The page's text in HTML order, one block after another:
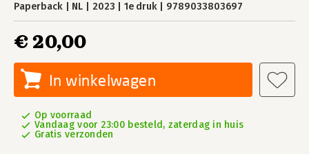
Paperback NL 2023 1e druk 9789033803697
€ 20,00
In winkelwagen
Op voorraad
Vandaag voor 23:00 besteld, zaterdag in huis
Gratis verzonden